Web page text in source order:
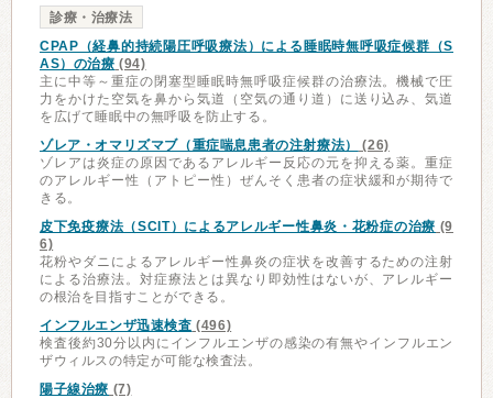
診療・治療法
CPAP（経鼻的持続陽圧呼吸療法）による睡眠時無呼吸症候群（S
AS）の治療 (94)
主に中等～重症の閉塞型睡眠時無呼吸症候群の治療法。機械で圧
力をかけた空気を鼻から気道（空気の通り道）に送り込み、気道
を広げて睡眠中の無呼吸を防止する。
ゾレア・オマリズマブ（重症喘息患者の注射療法）
(26)
ゾレアは炎症の原因であるアレルギー反応の元を抑える薬。重症
のアレルギー性（アトピー性）ぜんそく患者の症状緩和が期待で
きる。
皮下免疫療法（SCIT）によるアレルギー性鼻炎・花粉症の治療 (9
6)
花粉やダニによるアレルギー性鼻炎の症状を改善するための注射
による治療法。対症療法とは異なり即効性はないが、アレルギー
の根治を目指すことができる。
インフルエンザ迅速検査 (496)
検査後約30分以内にインフルエンザの感染の有無やインフルエン
ザウィルスの特定が可能な検査法。
陽子線治療 (7)